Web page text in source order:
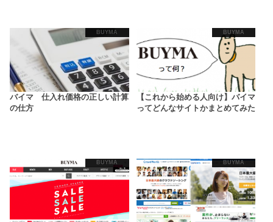
BUYMA
バイマ 仕入れ価格の正しい計算
の仕方
BUYMA
【これから始める人向け】バイマ
ってどんなサイトかまとめてみた
BUYMA BUYMA